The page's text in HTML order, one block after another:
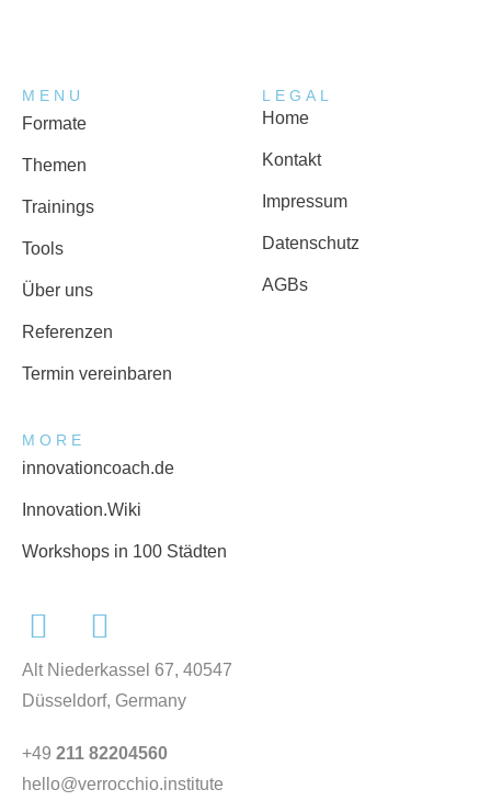
MENU
Formate
Themen
Trainings
Tools
Über uns
Referenzen
Termin vereinbaren
LEGAL
Home
Kontakt
Impressum
Datenschutz
AGBs
MORE
innovationcoach.de
Innovation.Wiki
Workshops in 100 Städten
Alt Niederkassel 67, 40547
Düsseldorf, Germany
+49 211 82204560
hello@verrocchio.institute